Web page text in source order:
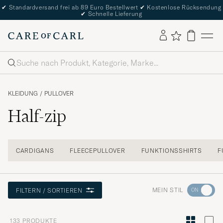
✔ Standardversand frei ab 89 Euro Bestellwert ✔ Kostenlose Rücksendung
✔ Schnelle Lieferung
Suche
KLEIDUNG / PULLOVER
Half-zip
CARDIGANS FLEECEPULLOVER FUNKTIONSSHIRTS
FILTERN / SORTIEREN MEIN STIL Wechseln
zur
133 PRODUKTE